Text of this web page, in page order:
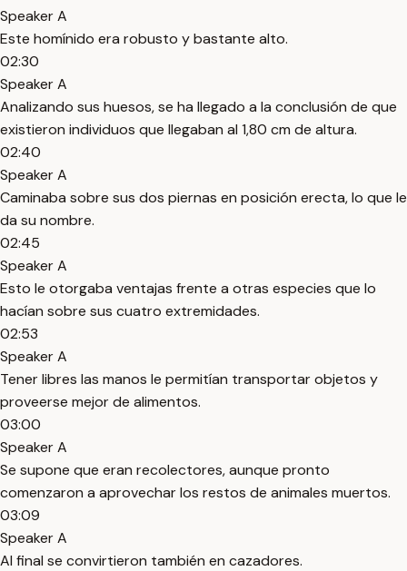
Speaker A
Este homínido era robusto y bastante alto.
02:30
Speaker A
Analizando sus huesos, se ha llegado a la conclusión de que
existieron individuos que llegaban al 1,80 cm de altura.
02:40
Speaker A
Caminaba sobre sus dos piernas en posición erecta, lo que le
da su nombre.
02:45
Speaker A
Esto le otorgaba ventajas frente a otras especies que lo
hacían sobre sus cuatro extremidades.
02:53
Speaker A
Tener libres las manos le permitían transportar objetos y
proveerse mejor de alimentos.
03:00
Speaker A
Se supone que eran recolectores, aunque pronto
comenzaron a aprovechar los restos de animales muertos.
03:09
Speaker A
Al final se convirtieron también en cazadores.